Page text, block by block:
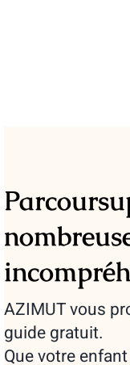
AZIMUT vous
guide gratuit.
Que votre